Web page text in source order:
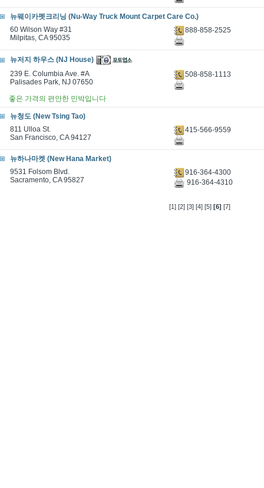
뉴웨이카펫크리닝 (Nu-Way Truck Mount Carpet Care Co.)
60 Wilson Way #31
Milpitas, CA 95035
888-858-2525
뉴저지 하우스 (NJ House)
239 E. Columbia Ave. #A
Palisades Park, NJ 07650
508-858-1113
좋은 가격의 편안한 민박입니다
뉴청도 (New Tsing Tao)
811 Ulloa St.
San Francisco, CA 94127
415-566-9559
뉴하나마켓 (New Hana Market)
9531 Folsom Blvd.
Sacramento, CA 95827
916-364-4300
916-364-4310
[1] [2] [3] [4] [5] [6] [7]